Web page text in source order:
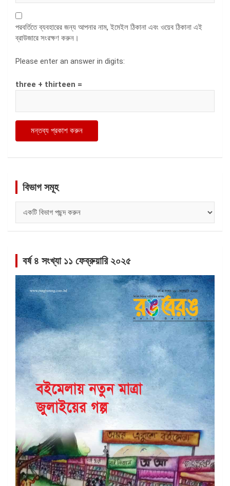
পরবর্তিতে ব্যবহারের জন্য আপনার নাম, ইমেইল ঠিকানা এবং ওয়েব ঠিকানা এই
ব্রাউজারে সংরক্ষণ করুন।
Please enter an answer in digits:
three + thirteen =
বিভাগ সমূহ
সমূহ
বর্ষ ৪ সংখ্যা ১১ ফেব্রুয়ারি ২০২৫